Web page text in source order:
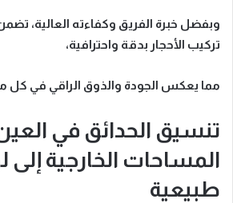
وبفضل خبرة الفريق وكفاءته العالية،
تركيب الأحجار بدقة واحترافية،
مما يعكس الجودة والذوق الراقي في
تنسيق الحدائق في
المساحات الخارجية إلى
طبيعية